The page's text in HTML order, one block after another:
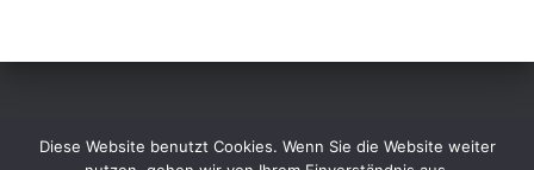
Diese Website benutzt Cookies. Wenn Sie die Website weiter